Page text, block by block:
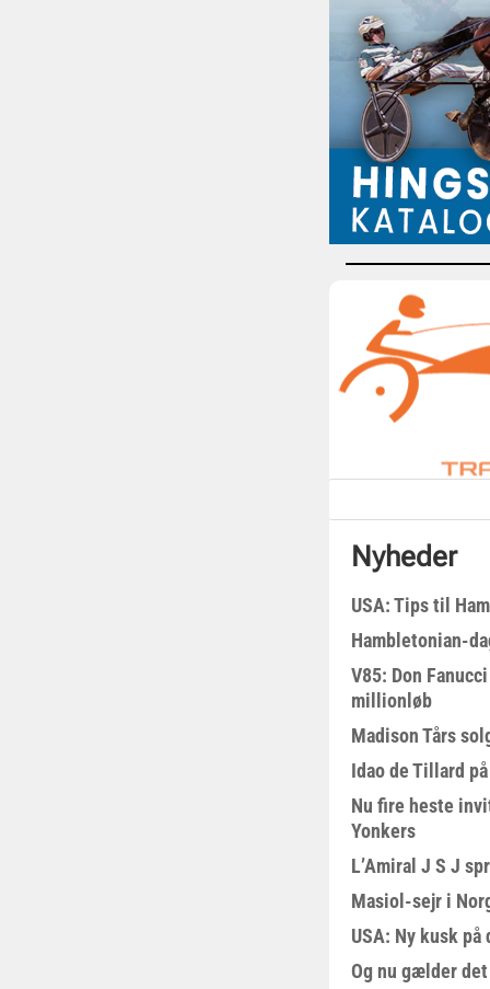
Nyheder
USA: Tips til
Hambletonian-
V85: Don
millionløb
Madison Tårs
Idao de Tillard
Nu fire heste
Yonkers
L’Amiral J S J
Masiol-sejr i
USA: Ny kusk på
Og nu gælder